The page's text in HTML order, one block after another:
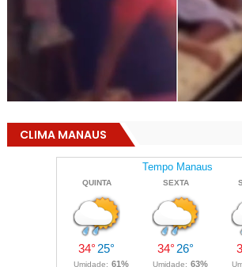
CLIMA MANAUS